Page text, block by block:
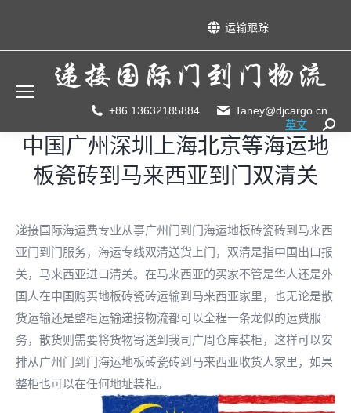
运输跟踪
+86 13632185884
Taney@djcargo.cn
英文
中国广州深圳上海北京等海运地
板瓷砖到马来西亚到门双清关
递接国际海运费专业从事广州门到门海运地板砖瓷砖到马来西
亚门到门服务，海运专线双清送货上门，双清是指中国出口报
关，马来西亚进口清关。在马来西亚的买家不管是华人还是外
国人在中国购买地板砖瓷砖运输到马来西亚家里，也无论是散
货运输还是整柜运输递接物流都可以全程一条龙似的运费服
务，散货则需要将货物寄送到我司广周仓库装柜，这样可以安
排从广州门到门海运地板砖瓷砖到马来西亚收货人家里，如果
整柜也可以在任何地址装柜。